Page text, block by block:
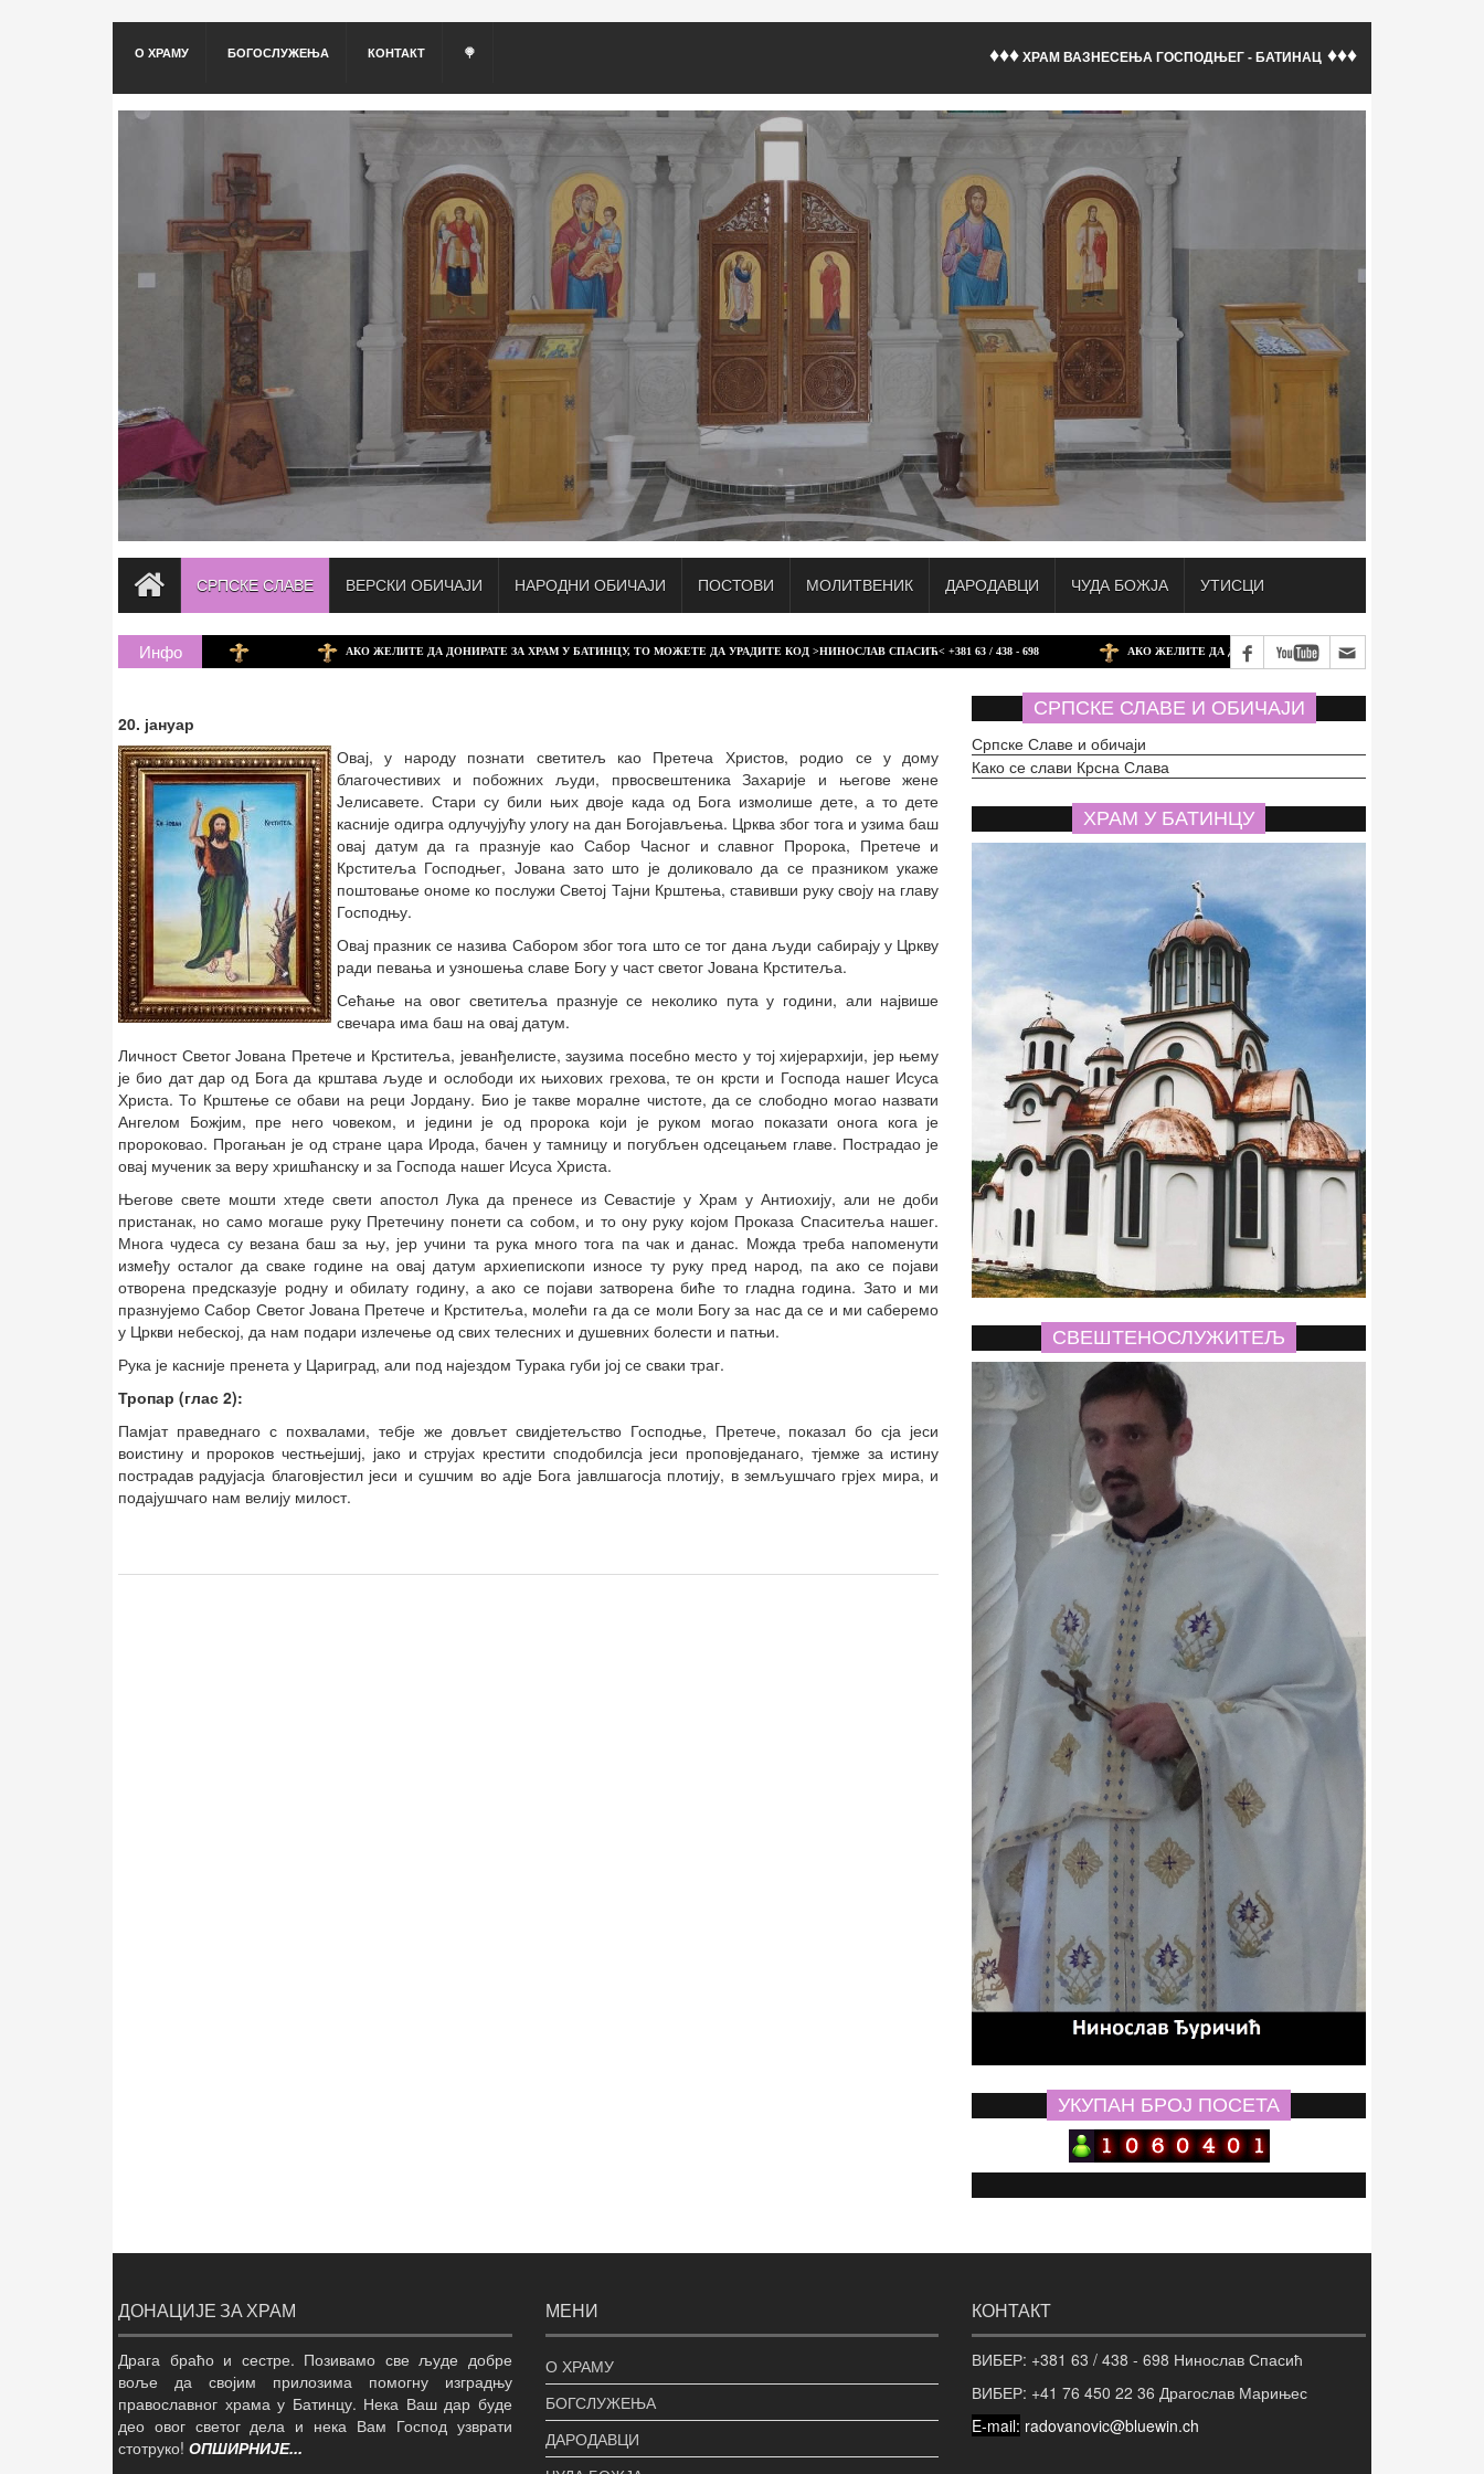
О ХРАМУ БОГОСЛУЖЕЊА КОНТАКТ 🍭 ♦♦♦ ХРАМ ВАЗНЕСЕЊА ГОСПОДЊЕГ - БАТИНАЦ ♦♦♦
СРПСКЕ СЛАВЕ ВЕРСКИ ОБИЧАЈИ НАРОДНИ ОБИЧАЈИ ПОСТОВИ МОЛИТВЕНИК ДАРОДАВЦИ ЧУДА БОЖЈА УТИСЦИ
Инфо АКО ЖЕЛИТЕ ДА ДОНИРАТЕ ЗА ХРАМ У БАТИНЦУ, ТО МОЖЕТЕ ДА УРАДИТЕ КОД >НИНОСЛАВ СПАСИЋ< +381 63 / 438 - 698 АКО ЖЕЛИТЕ ДА ДОНИРАТЕ ЗА БАТИНАЧКИ ХРАМ У ШВАЈЦАРСКОЈ, ТО
20. јануар
Овај, у народу познати светитељ као Претеча Христов, родио се у дому
благочестивих и побожних људи, првосвештеника Захарије и његове жене
Јелисавете. Стари су били њих двоје када од Бога измолише дете, а то дете
касније одигра одлучујућу улогу на дан Богојављења. Црква због тога и узима баш
овај датум да га празнује као Сабор Часног и славног Пророка, Претече и
Крститеља Господњег, Јована зато што је доликовало да се празником укаже
поштовање ономе ко послужи Светој Тајни Крштења, ставивши руку своју на главу
Господњу.
Овај празник се назива Сабором због тога што се тог дана људи сабирају у Цркву
ради певања и узношења славе Богу у част светог Јована Крститеља.
Сећање на овог светитеља празнује се неколико пута у години, али највише
свечара има баш на овај датум.
Личност Светог Јована Претече и Крститеља, јеванђелисте, заузима посебно место у тој хијерархији, јер њему
је био дат дар од Бога да крштава људе и ослободи их њихових грехова, те он крсти и Господа нашег Исуса
Христа. То Крштење се обави на реци Јордану. Био је такве моралне чистоте, да се слободно могао назвати
Ангелом Божјим, пре него човеком, и једини је од пророка који је руком могао показати онога кога је
пророковао. Прогањан је од стране цара Ирода, бачен у тамницу и погубљен одсецањем главе. Пострадао је
овај мученик за веру хришћанску и за Господа нашег Исуса Христа.
Његове свете мошти хтеде свети апостол Лука да пренесе из Севастије у Храм у Антиохију, али не доби
пристанак, но само могаше руку Претечину понети са собом, и то ону руку којом Проказа Спаситеља нашег.
Многа чудеса су везана баш за њу, јер учини та рука много тога па чак и данас. Можда треба напоменути
између осталог да сваке године на овај датум архиепископи износе ту руку пред народ, па ако се појави
отворена предсказује родну и обилату годину, а ако се појави затворена биће то гладна година. Зато и ми
празнујемо Сабор Светог Јована Претече и Крститеља, молећи га да се моли Богу за нас да се и ми саберемо
у Цркви небеској, да нам подари излечење од свих телесних и душевних болести и патњи.
Рука је касније пренета у Цариград, али под најездом Турака губи јој се сваки траг.
Тропар (глас 2):
Памјат праведнаго с похвалами, тебје же довљет свидјетељство Господње, Претече, показал бо сја јеси
воистину и пророков честњејшиј, јако и струјах крестити сподобилсја јеси проповједанаго, тјемже за истину
пострадав радујасја благовјестил јеси и сушчим во адје Бога јавлшагосја плотију, в земљушчаго грјех мира, и
подајушчаго нам велију милост.
СРПСКЕ СЛАВЕ И ОБИЧАЈИ
Српске Славе и обичаји
Како се слави Крсна Слава
ХРАМ У БАТИНЦУ
СВЕШТЕНОСЛУЖИТЕЉ
УКУПАН БРОЈ ПОСЕТА
ДОНАЦИЈЕ ЗА ХРАМ
Драга браћо и сестре. Позивамо све људе добре
воље да својим прилозима помогну изградњу
православног храма у Батинцу. Нека Ваш дар буде
део овог светог дела и нека Вам Господ узврати
стотруко! ОПШИРНИЈЕ...
МЕНИ
О ХРАМУ
БОГСЛУЖЕЊА
ДАРОДАВЦИ
КОНТАКТ
ВИБЕР: +381 63 / 438 - 698 Нинослав Спасић
ВИБЕР: +41 76 450 22 36 Драгослав Марињес
E-mail: radovanovic@bluewin.ch